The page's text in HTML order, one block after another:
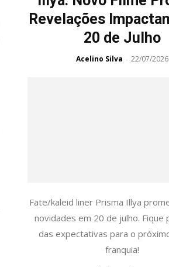
Revelações
20 de Julho
Acelino Silva - 22/07/2026
Fate/kaleid liner Prisma Illya
novidades em 20 de julho. Fique
das expectativas para o
franquia!